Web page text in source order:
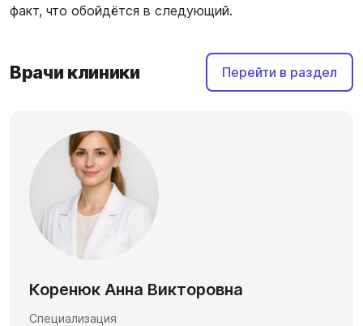
факт, что обойдётся в следующий.
Врачи клиники Перейти в раздел
Коренюк Анна Викторовна
Специализация